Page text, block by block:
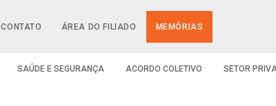
CONTATO ÁREA DO FILIADO MEMÓRIAS
SAÚDE E SEGURANÇA ACORDO COLETIVO SETOR